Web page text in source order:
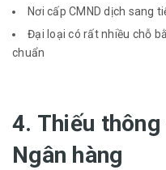
Nơi cấp CMND dịch sang
Đại loại có rất nhiều chỗ
chuẩn
4. Thiếu
Ngân hàng